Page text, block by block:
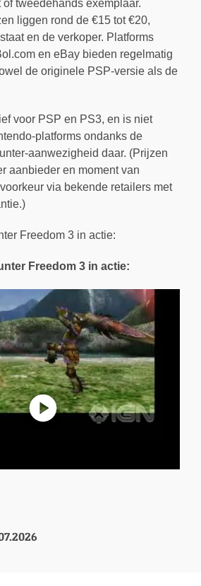
tweedehands exemplaar.
liggen rond de €15 tot €20,
en de verkoper. Platforms
en eBay bieden regelmatig
de originele PSP-versie als de
voor PSP en PS3, en is niet
platforms ondanks de
aanwezigheid daar. (Prijzen
aanbieder en moment van
via bekende retailers met
Freedom 3 in actie:
Freedom 3 in actie: